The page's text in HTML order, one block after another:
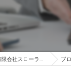
たつの市の不動産は有限会社スローライフ ブログ